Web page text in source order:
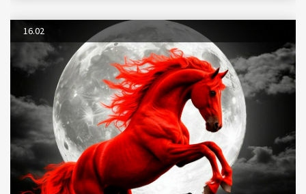
16.02